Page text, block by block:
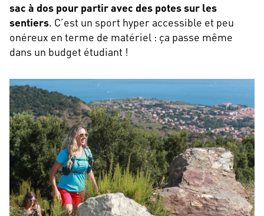
sac à dos pour partir avec des potes sur les
sentiers. C’est un sport hyper accessible et peu
onéreux en terme de matériel : ça passe même
dans un budget étudiant !